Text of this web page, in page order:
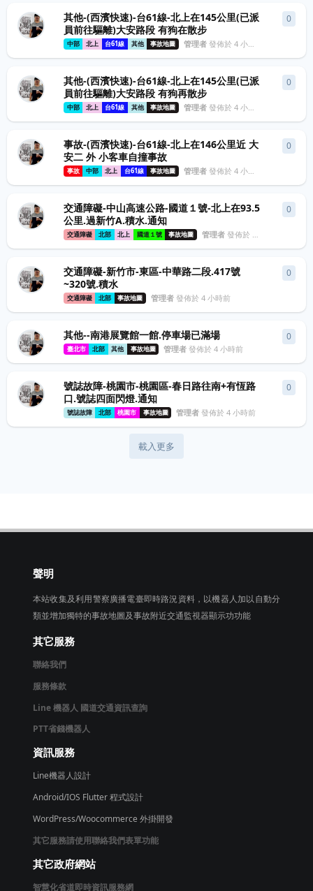
其他-(西濱快速)-台61線-北上在145公里(已派
員前往驅離)大安路段 有狗在散步
中部 北上 台61線 其他 事故地圖 管理者發佈於 4 小時前
0
其他-(西濱快速)-台61線-北上在145公里(已派
員前往驅離)大安路段 有狗再散步
中部 北上 台61線 其他 事故地圖 管理者發佈於 4 小時前
0
事故-(西濱快速)-台61線-北上在146公里近 大
安二 外 小客車自撞事故
事故 中部 北上 台61線 事故地圖 管理者發佈於 4 小時前
0
交通障礙-中山高速公路-國道１號-北上在93.5
公里.過新竹A.積水.通知
交通障礙 北部 北上 國道１號 事故地圖 管理者發佈於 4 小時前
0
交通障礙-新竹市-東區-中華路二段.417號
~320號.積水
交通障礙 北部 事故地圖 管理者 發佈於4 小時前
0
其他--南港展覽館一館.停車場已滿場
臺北市 北部 其他 事故地圖 管理者 發佈於4 小時前
0
號誌故障-桃園市-桃園區-春日路往南+有恆路
口.號誌四面閃燈.通知
號誌故障 北部 桃園市 事故地圖 管理者 發佈於4 小時前
0
載入更多
聲明
本站收集及利用警察廣播電臺即時路況資料，以機器人加以自動分
類並增加獨特的事故地圖及事故附近交通監視器顯示功功能
其它服務
聯絡我們
服務條款
Line 機器人 國道交通資訊查詢
PTT省錢機器人
資訊服務
Line機器人設計
Android/IOS Flutter 程式設計
WordPress/Woocommerce 外掛開發
其它服務請使用聯絡我們表單功能
其它政府網站
智慧化省道即時資訊服務網